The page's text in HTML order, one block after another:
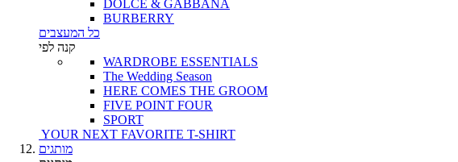
DOLCE & GABBANA
BURBERRY
כל המעצבים
קנה לפי
WARDROBE ESSENTIALS
The Wedding Season
HERE COMES THE GROOM
FIVE POINT FOUR
SPORT
YOUR NEXT FAVORITE T-SHIRT
מותגים